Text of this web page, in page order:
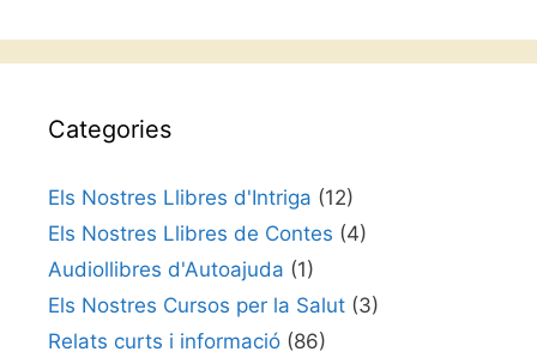
Categories
Els Nostres Llibres d'Intriga (12)
Els Nostres Llibres de Contes (4)
Audiollibres d'Autoajuda (1)
Els Nostres Cursos per la Salut (3)
Relats curts i informació (86)